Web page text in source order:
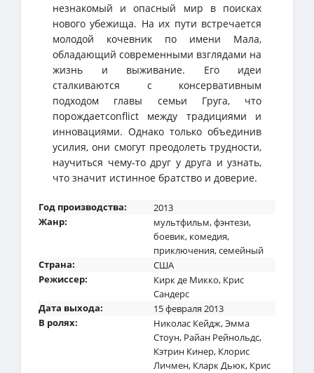
незнакомый и опасный мир в поисках
нового убежища. На их пути встречается
молодой кочевник по имени Мала,
обладающий современными взглядами на
жизнь и выживание. Его идеи
сталкиваются с консервативным
подходом главы семьи Груга, что
порождаетconflict между традициями и
инновациями. Однако только объединив
усилия, они смогут преодолеть трудности,
научиться чему-то друг у друга и узнать,
что значит истинное братство и доверие.
Год производства:
2013
Жанр:
мультфильм,фэнтези,
боевик, комедия,
приключения,семейный
Страна:
США
Режиссер:
Кирк де Микко, Крис
Сандерс
Дата выхода:
15 февраля 2013
В ролях:
Николас Кейдж,Эмма
Стоун, Райан Рейнольдс,
Кэтрин Кинер, Клорис
Личмен, Кларк Дьюк, Крис